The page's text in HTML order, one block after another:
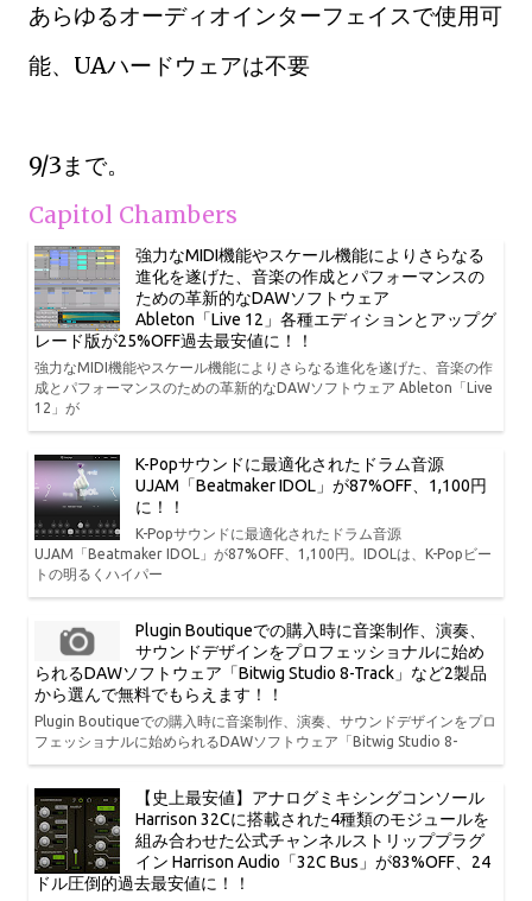
あらゆるオーディオインターフェイスで使用可
能、UAハードウェアは不要
9/3まで。
Capitol Chambers
強力なMIDI機能やスケール機能によりさらなる
進化を遂げた、音楽の作成とパフォーマンスの
ための革新的なDAWソフトウェア
Ableton「Live 12」各種エディションとアップグ
レード版が25%OFF過去最安値に！！
強力なMIDI機能やスケール機能によりさらなる進化を遂げた、音楽の作
成とパフォーマンスのための革新的なDAWソフトウェア Ableton「Live
12」が
K-Popサウンドに最適化されたドラム音源
UJAM「Beatmaker IDOL」が87%OFF、1,100円
に！！
K-Popサウンドに最適化されたドラム音源
UJAM「Beatmaker IDOL」が87%OFF、1,100円。IDOLは、K-Popビー
トの明るくハイパー
Plugin Boutiqueでの購入時に音楽制作、演奏、
サウンドデザインをプロフェッショナルに始め
られるDAWソフトウェア「Bitwig Studio 8-Track」など2製品
から選んで無料でもらえます！！
Plugin Boutiqueでの購入時に音楽制作、演奏、サウンドデザインをプロ
フェッショナルに始められるDAWソフトウェア「Bitwig Studio 8-
【史上最安値】アナログミキシングコンソール
Harrison 32Cに搭載された4種類のモジュールを
組み合わせた公式チャンネルストリッププラグ
イン Harrison Audio「32C Bus」が83%OFF、24
ドル圧倒的過去最安値に！！